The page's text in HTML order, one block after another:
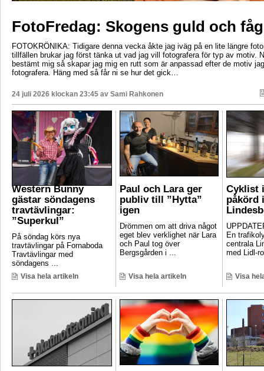
FotoFredag: Skogens guld och
FOTOKRÖNIKA: Tidigare denna vecka åkte jag iväg på en lite längre
tillfällen brukar jag först tänka ut vad jag vill fotografera för typ av motiv.
bestämt mig så skapar jag mig en rutt som är anpassad efter de motiv
fotografera. Häng med så får ni se hur det gick…
24 juli 2026 klockan 23:45 av Sami Rahkonen
Western Bunny
gästar söndagens
travtävlingar:
”Superkul”
På söndag körs nya
travtävlingar på Fornaboda
Travtävlingar med
söndagens ...
Visa hela artikeln
Paul och Lara ger
publiv till ”Hytta”
igen
Drömmen om att driva något
eget blev verklighet när Lara
och Paul tog över
Bergsgården i ...
Visa hela artikeln
Cyklist
påkörd
En
centrala
med Lidl-
Visa